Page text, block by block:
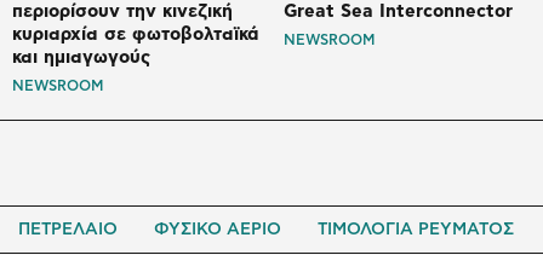
περιορίσουν την κινεζική
κυριαρχία σε φωτοβολταϊκά
και ημιαγωγούς
NEWSROOM
Great Sea Interconnector
NEWSROOM
ΠΕΤΡΕΛΑΙΟ ΦΥΣΙΚΟ ΑΕΡΙΟ ΤΙΜΟΛΟΓΙΑ ΡΕΥΜΑΤΟΣ